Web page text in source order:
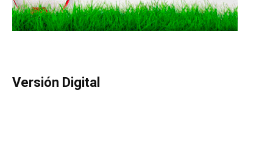
Versión Digital